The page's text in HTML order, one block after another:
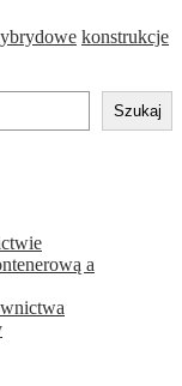
konstrukcje
Szukaj
a